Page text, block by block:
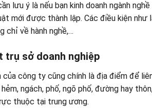
lưu ý là nếu bạn kinh doanh ngành
mới được thành lập. Các điều kiện như
chỉ về hành nghề,…
trụ sở doanh nghiệp
của công ty cũng chính là địa điểm để
ngách, phố, ngõ phố, đường hay
thuộc tại trung ương.